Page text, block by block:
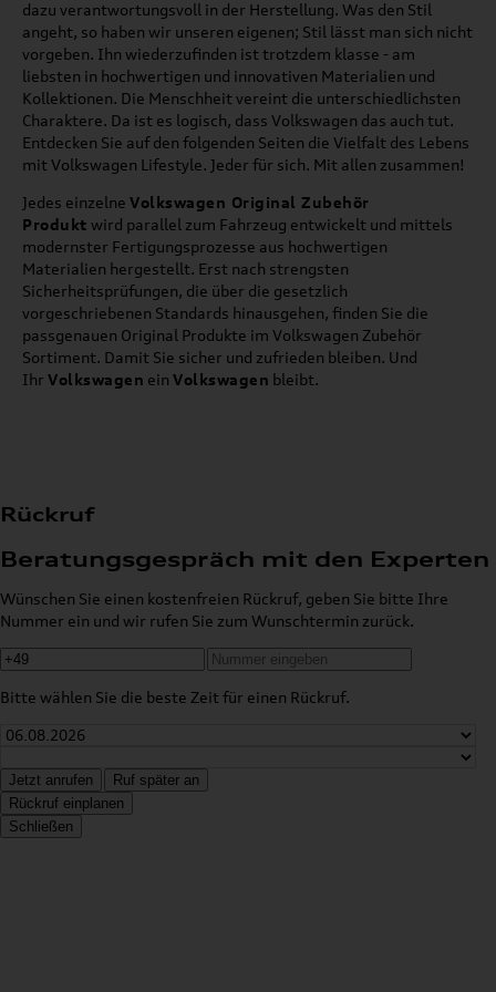
dazu verantwortungsvoll in der Herstellung. Was den Stil
angeht, so haben wir unseren eigenen; Stil lässt man sich nicht
vorgeben. Ihn wiederzufinden ist trotzdem klasse - am
liebsten in hochwertigen und innovativen Materialien und
Kollektionen. Die Menschheit vereint die unterschiedlichsten
Charaktere. Da ist es logisch, dass Volkswagen das auch tut.
Entdecken Sie auf den folgenden Seiten die Vielfalt des Lebens
mit Volkswagen Lifestyle. Jeder für sich. Mit allen zusammen!
Jedes einzelne Volkswagen Original Zubehör
Produkt wird parallel zum Fahrzeug entwickelt und mittels
modernster Fertigungsprozesse aus hochwertigen
Materialien hergestellt. Erst nach strengsten
Sicherheitsprüfungen, die über die gesetzlich
vorgeschriebenen Standards hinausgehen, finden Sie die
passgenauen Original Produkte im Volkswagen Zubehör
Sortiment. Damit Sie sicher und zufrieden bleiben. Und
Ihr Volkswagen ein Volkswagen bleibt.
Rückruf
Beratungsgespräch mit den Experten
Wünschen Sie einen kostenfreien Rückruf, geben Sie bitte Ihre
Nummer ein und wir rufen Sie zum Wunschtermin zurück.
Bitte wählen Sie die beste Zeit für einen Rückruf.
Jetzt anrufen
Ruf später an
Rückruf einplanen
Schließen